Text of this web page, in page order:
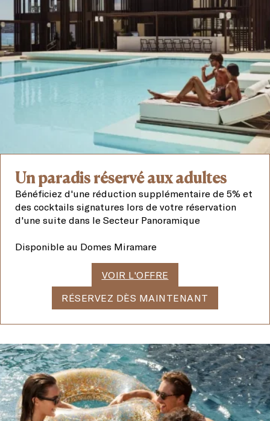
Un paradis réservé aux adultes
Bénéficiez d'une réduction supplémentaire de 5% et
des cocktails signatures lors de votre réservation
d'une suite dans le Secteur Panoramique
Disponible au Domes Miramare
VOIR L'OFFRE
RÉSERVEZ DÈS MAINTENANT